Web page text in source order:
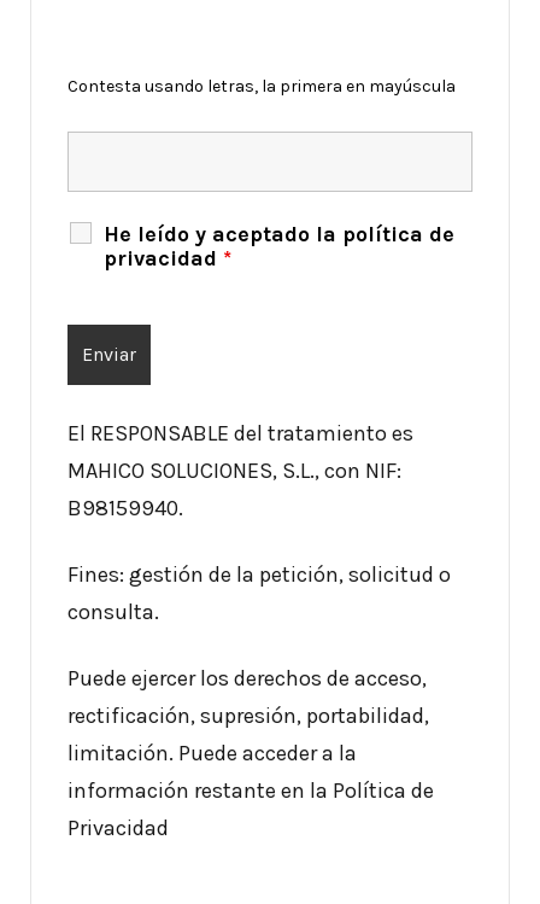
Contesta usando letras, la primera en mayúscula
He leído y aceptado la política de
privacidad *
El RESPONSABLE del tratamiento es
MAHICO SOLUCIONES, S.L., con NIF:
B98159940.
Fines: gestión de la petición, solicitud o
consulta.
Puede ejercer los derechos de acceso,
rectificación, supresión, portabilidad,
limitación. Puede acceder a la
información restante en la Política de
Privacidad